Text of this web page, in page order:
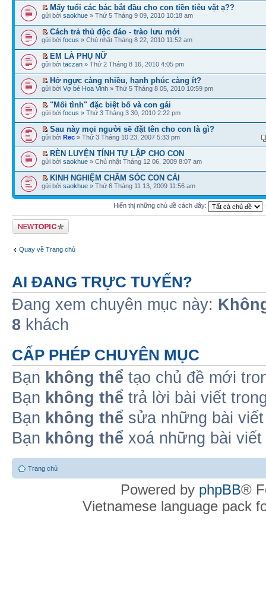
Mấy tuổi các bác bắt đầu cho con tiền tiêu vặt ạ??
gửi bởi saokhue » Thứ 5 Tháng 9 09, 2010 10:18 am
Cách trả thủ độc đáo - trào lưu mới
gửi bởi focus » Chủ nhật Tháng 8 22, 2010 11:52 am
EM LÀ PHỤ NỮ
gửi bởi taczan » Thứ 2 Tháng 8 16, 2010 4:05 pm
Hở ngực càng nhiều, hạnh phúc càng ít?
gửi bởi Vợ bé Hoa Vinh » Thứ 5 Tháng 8 05, 2010 10:59 pm
"Mối tình" đặc biệt bố và con gái
gửi bởi focus » Thứ 3 Tháng 3 30, 2010 2:22 pm
Sau này mọi người sẽ đặt tên cho con là gì?
gửi bởi Rec » Thứ 3 Tháng 10 23, 2007 5:33 pm
RÈN LUYỆN TÍNH TỰ LẬP CHO CON
gửi bởi saokhue » Chủ nhật Tháng 12 06, 2009 8:07 am
KINH NGHIỆM CHĂM SÓC CON CÁI
gửi bởi saokhue » Thứ 6 Tháng 11 13, 2009 11:56 am
Hiển thị những chủ đề cách đây:
Tạo chủ đề mới
Quay về Trang chủ
AI ĐANG TRỰC TUYẾN?
Đang xem chuyên mục này:
8 khách
CẤP PHÉP CHUYÊN MỤC
Bạn không thể tạo chủ đề mới
Bạn không thể trả lời bài viết
Bạn không thể sửa những bài
Bạn không thể xoá những bài
Trang chủ
Powered by phpBB®
Vietnamese language pack